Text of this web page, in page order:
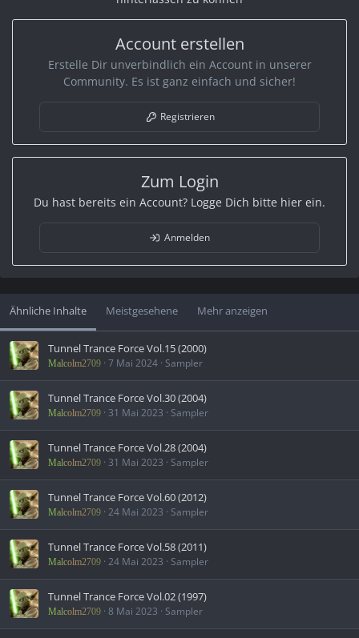
Account erstellen
Erstelle Dir unverbindlich ein Account in unserer
Community. Es ist ganz einfach und sicher!
Registrieren
Zum Login
Du hast bereits ein Account? Logge Dich bitte hier ein.
Anmelden
Ähnliche Inhalte Meistgesehene Mehr anzeigen
Tunnel Trance Force Vol.15 (2000)
Malcolm2709 7 Mai 2024 Sampler
Tunnel Trance Force Vol.30 (2004)
Malcolm2709 31 Mai 2023 Sampler
Tunnel Trance Force Vol.28 (2004)
Malcolm2709 31 Mai 2023 Sampler
Tunnel Trance Force Vol.60 (2012)
Malcolm2709 24 Mai 2023 Sampler
Tunnel Trance Force Vol.58 (2011)
Malcolm2709 24 Mai 2023 Sampler
Tunnel Trance Force Vol.02 (1997)
Malcolm2709 8 Mai 2023 Sampler